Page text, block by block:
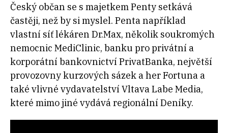
Český občan se s majetkem Penty setkává
častěji, než by si myslel. Penta například
vlastní síť lékáren Dr.Max, několik soukromých
nemocnic MediClinic, banku pro privátní a
korporátní bankovnictví PrivatBanka, největší
provozovny kurzových sázek a her Fortuna a
také vlivné vydavatelství Vltava Labe Media,
které mimo jiné vydává regionální Deníky.